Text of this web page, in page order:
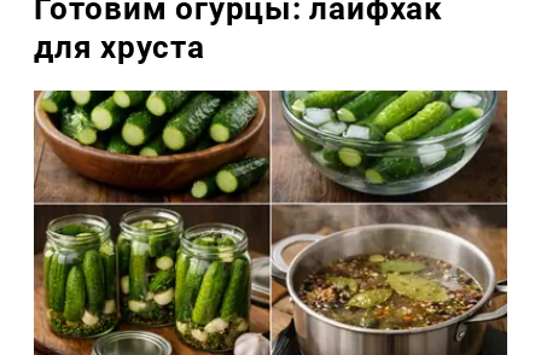
Готовим огурцы: лайфхак
для хруста